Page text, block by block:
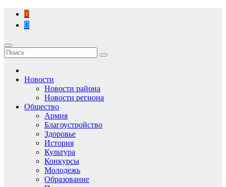
Перейти
содержимому
Новости
Новости района
Новости региона
Общество
Армия
Благоустройство
Здоровье
История
Культура
Конкурсы
Молодежь
Образование